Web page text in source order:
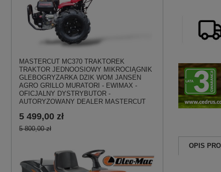
MASTERCUT MC370 TRAKTOREK
TRAKTOR JEDNOOSIOWY MIKROCIĄGNIK
GLEBOGRYZARKA DZIK WOM JANSEN
AGRO GRILLO MURATORI - EWIMAX -
OFICJALNY DYSTRYBUTOR -
AUTORYZOWANY DEALER MASTERCUT
5 499,00 zł
5 800,00 zł
OPIS